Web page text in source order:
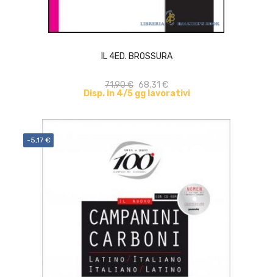
IL 4ED. BROSSURA
71,90 € 68,31 €
Disp. in 4/5 gg lavorativi
-5,17 €